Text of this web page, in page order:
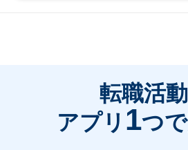
転職活
アプリ 1つで